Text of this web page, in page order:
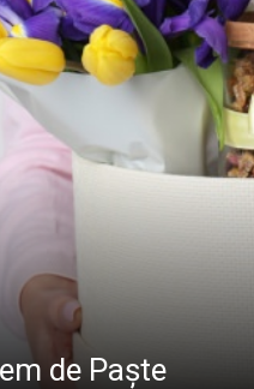
Într-o zi de 8 august s-a
Prognoza meteo
Tatiana Stepa, vocea
Într-o zi de 7 august s-a
CLUJ-NAPOCA
de Paște